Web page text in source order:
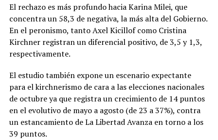
El rechazo es más profundo hacia Karina Milei, que
concentra un 58,3 de negativa, la más alta del Gobierno.
En el peronismo, tanto Axel Kicillof como Cristina
Kirchner registran un diferencial positivo, de 3,5 y 1,3,
respectivamente.
El estudio también expone un escenario expectante
para el kirchnerismo de cara a las elecciones nacionales
de octubre ya que registra un crecimiento de 14 puntos
en el evolutivo de mayo a agosto (de 23 a 37%), contra
un estancamiento de La Libertad Avanza en torno a los
39 puntos.